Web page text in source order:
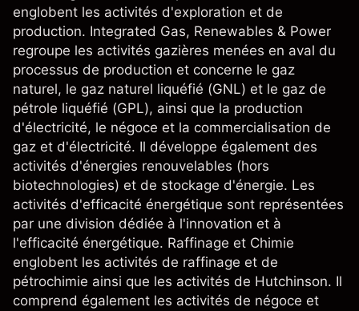
englobent les activités d'exploration et de
production. Integrated Gas, Renewables & Power
regroupe les activités gazières menées en aval du
processus de production et concerne le gaz
naturel, le gaz naturel liquéfié (GNL) et le gaz de
pétrole liquéfié (GPL), ainsi que la production
d'électricité, le négoce et la commercialisation de
gaz et d'électricité. Il développe également des
activités d'énergies renouvelables (hors
biotechnologies) et de stockage d'énergie. Les
activités d'efficacité énergétique sont représentées
par une division dédiée à l'innovation et à
l'efficacité énergétique. Raffinage et Chimie
englobent les activités de raffinage et de
pétrochimie ainsi que les activités de Hutchinson. Il
comprend également les activités de négoce et